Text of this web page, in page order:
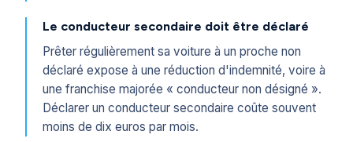
Le conducteur secondaire doit être déclaré
Prêter régulièrement sa voiture à un proche non
déclaré expose à une réduction d'indemnité, voire à
une franchise majorée « conducteur non désigné ».
Déclarer un conducteur secondaire coûte souvent
moins de dix euros par mois.